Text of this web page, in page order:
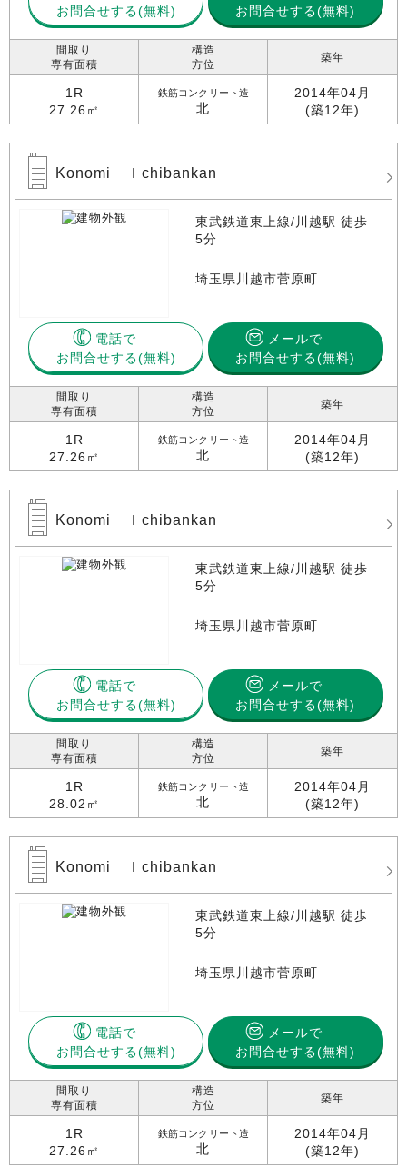
お問合せする
お問合せする(無料)
間取り
専有面積
1R
27.26㎡
構造
方位
鉄筋コンクリート造
北
築年
2014年04月
(築12年)
Konomi Ｉchibankan
東武鉄道東上線/川越駅 徒歩
5分
埼玉県川越市菅原町
電話で
お問合せする
メールで
お問合せする(無料)
間取り
専有面積
1R
27.26㎡
構造
方位
鉄筋コンクリート造
北
築年
2014年04月
(築12年)
Konomi Ｉchibankan
東武鉄道東上線/川越駅 徒歩
5分
埼玉県川越市菅原町
電話で
お問合せする
メールで
お問合せする(無料)
間取り
専有面積
1R
28.02㎡
構造
方位
鉄筋コンクリート造
北
築年
2014年04月
(築12年)
Konomi Ｉchibankan
東武鉄道東上線/川越駅 徒歩
5分
埼玉県川越市菅原町
電話で
お問合せする
メールで
お問合せする(無料)
間取り
専有面積
1R
27.26㎡
構造
方位
鉄筋コンクリート造
北
築年
2014年04月
(築12年)